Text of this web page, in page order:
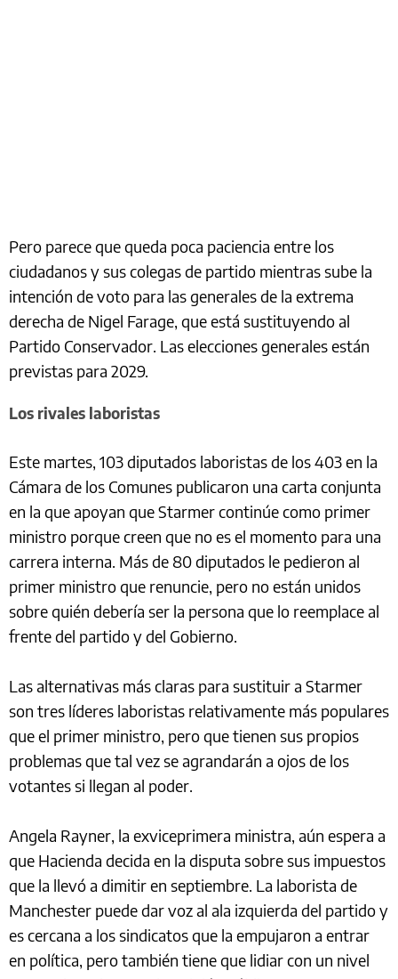
Pero parece que queda poca paciencia entre los
ciudadanos y sus colegas de partido mientras sube la
intención de voto para las generales de la extrema
derecha de Nigel Farage, que está sustituyendo al
Partido Conservador. Las elecciones generales están
previstas para 2029.
Los rivales laboristas
Este martes, 103 diputados laboristas de los 403 en la
Cámara de los Comunes publicaron una carta conjunta
en la que apoyan que Starmer continúe como primer
ministro porque creen que no es el momento para una
carrera interna. Más de 80 diputados le pedieron al
primer ministro que renuncie, pero no están unidos
sobre quién debería ser la persona que lo reemplace al
frente del partido y del Gobierno.
Las alternativas más claras para sustituir a Starmer
son tres líderes laboristas relativamente más populares
que el primer ministro, pero que tienen sus propios
problemas que tal vez se agrandarán a ojos de los
votantes si llegan al poder.
Angela Rayner, la exviceprimera ministra, aún espera a
que Hacienda decida en la disputa sobre sus impuestos
que la llevó a dimitir en septiembre. La laborista de
Manchester puede dar voz al ala izquierda del partido y
es cercana a los sindicatos que la empujaron a entrar
en política, pero también tiene que lidiar con un nivel